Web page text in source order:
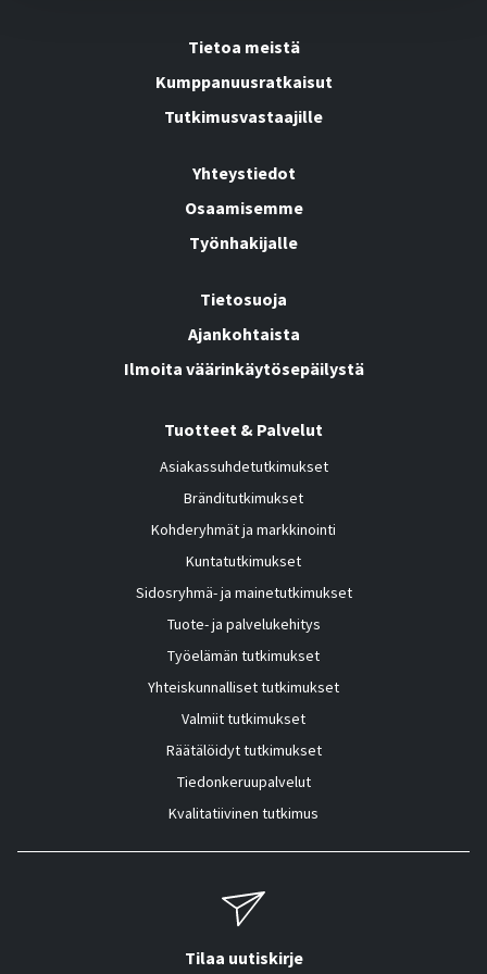
Tietoa meistä
Kumppanuusratkaisut
Tutkimusvastaajille
Yhteystiedot
Osaamisemme
Työnhakijalle
Tietosuoja
Ajankohtaista
Ilmoita väärinkäytösepäilystä
Tuotteet & Palvelut
Asiakassuhdetutkimukset
Bränditutkimukset
Kohderyhmät ja markkinointi
Kuntatutkimukset
Sidosryhmä- ja mainetutkimukset
Tuote- ja palvelukehitys
Työelämän tutkimukset
Yhteiskunnalliset tutkimukset
Valmiit tutkimukset
Räätälöidyt tutkimukset
Tiedonkeruupalvelut
Kvalitatiivinen tutkimus
Tilaa uutiskirje